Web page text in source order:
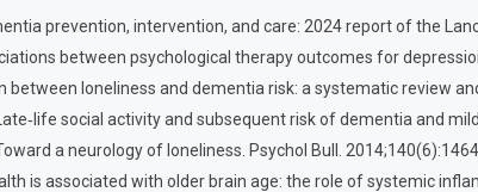
prevention, intervention, and care: 2024 report of the
between psychological therapy outcomes for
between loneliness and dementia risk: a systematic review
Late‐life social activity and subsequent risk of dementia and
a neurology of loneliness. Psychol Bull. 2014;140(6):1464.
is associated with older brain age: the role of systemic